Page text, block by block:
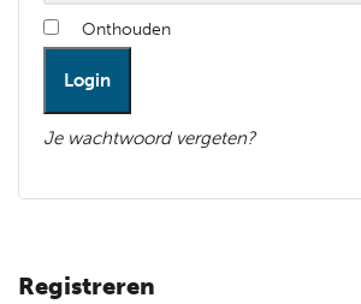
Onthouden
Login
Je wachtwoord vergeten?
Registreren